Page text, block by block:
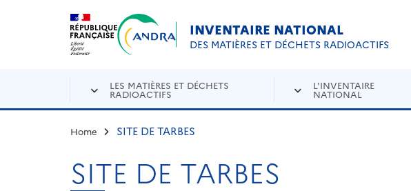
Aller au contenu principal
INVENTAIRE NATIONAL
DES MATIÈRES ET DÉCHETS RADIOACTIFS
LES MATIÈRES ET DÉCHETS
RADIOACTIFS
L'INVENTAIRE
NATIONAL
Home SITE DE TARBES
SITE DE TARBES